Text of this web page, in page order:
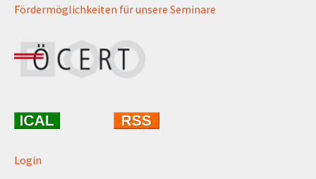
Fördermöglichkeiten für unsere Seminare
Login